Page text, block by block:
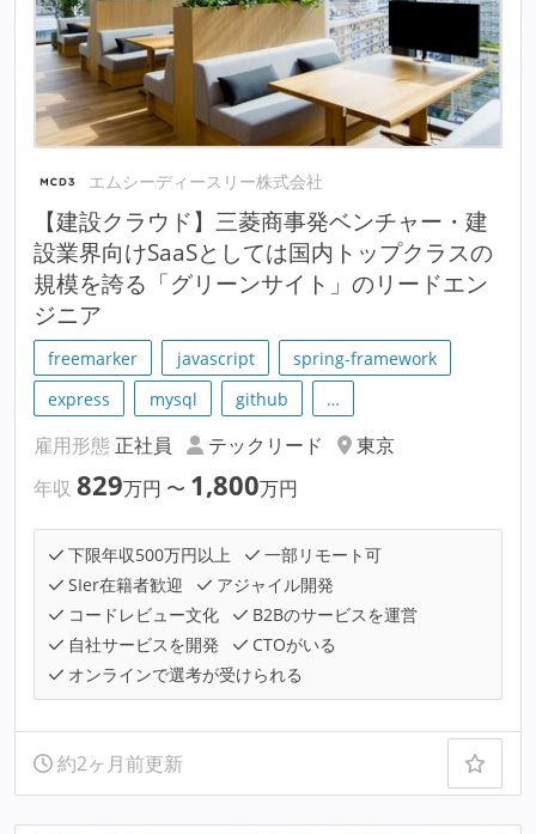
エムシーディースリー株式会社
【建設クラウド】三菱商事発ベンチャー・建
設業界向けSaaSとしては国内トップクラスの
規模を誇る「グリーンサイト」のリードエン
ジニア
freemarker javascript
spring-framework
express
mysql github …
雇用形態 正社員 テックリード
東京
年収 829万円 〜 1,800万円
下限年収500万円以上
一部リモート可
SIer在籍者歓迎
アジャイル開発
コードレビュー文化
B2Bのサービスを運営
自社サービスを開発
CTOがいる
オンラインで選考が受けられる
約2ヶ月前更新